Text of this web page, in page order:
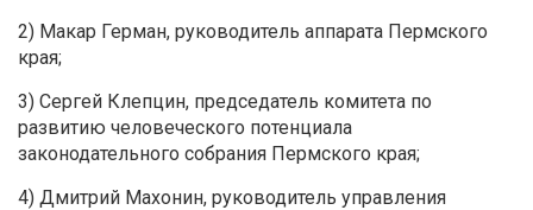
2) Макар Герман, руководитель аппарата Пермского
края;
3) Сергей Клепцин, председатель комитета по
развитию человеческого потенциала
законодательного собрания Пермского края;
4) Дмитрий Махонин, руководитель управления